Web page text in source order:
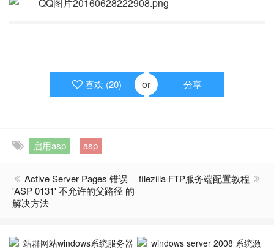
喜欢 (20) or 分享
启用asp asp
Active Server Pages 错误
'ASP 0131' 不允许的父路径 的
解决方法
filezilla FTP服务端配置教程